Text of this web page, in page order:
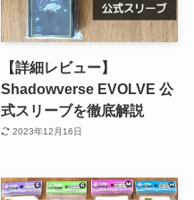
【詳細レビュー】
Shadowverse EVOLVE 公
式スリーブを徹底解説
2023年12月16日